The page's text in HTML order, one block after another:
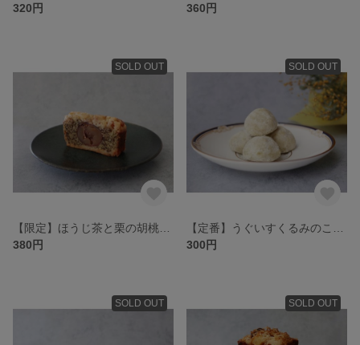
320円
360円
SOLD OUT
380円
SOLD OUT
300円
SOLD OUT SOLD OUT